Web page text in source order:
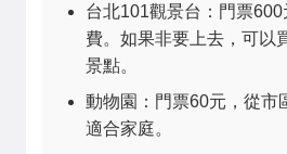
台北101觀景台：門票
費。如果非要上去，可以
景點。
動物園：門票60元，從市
適合家庭。